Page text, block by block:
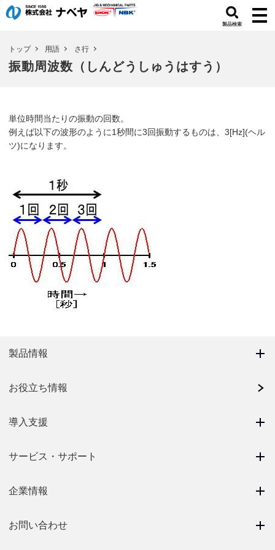
製品検索
トップ 用語 さ行
振動周波数（しんどうしゅうはすう）
単位時間当たりの振動の回数。
例えば以下の波形のように1秒間に3回振動するものは、3[Hz](ヘル
ツ)になります。
製品情報
お役立ち情報
導入支援
サービス・サポート
企業情報
お問い合わせ